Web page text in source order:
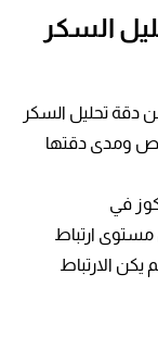
السكر
دقة تحليل السكر
ومدى دقتها
في
ارتباط
يكن الارتباط